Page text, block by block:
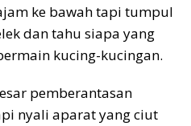
ke bawah tapi tumpul
dan tahu siapa yang
kucing-kucingan.
pemberantasan
nyali aparat yang ciut